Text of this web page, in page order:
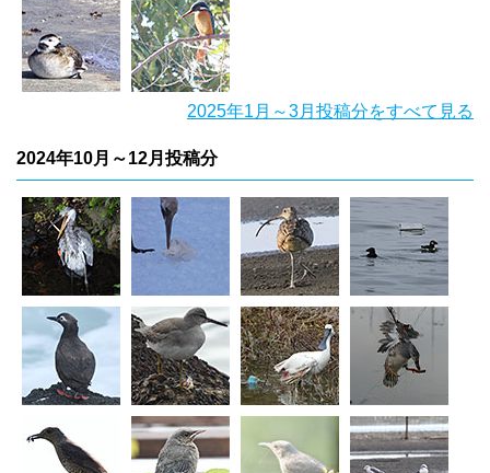
2025年1月～3月投稿分をすべて見る
2024年10月～12月投稿分